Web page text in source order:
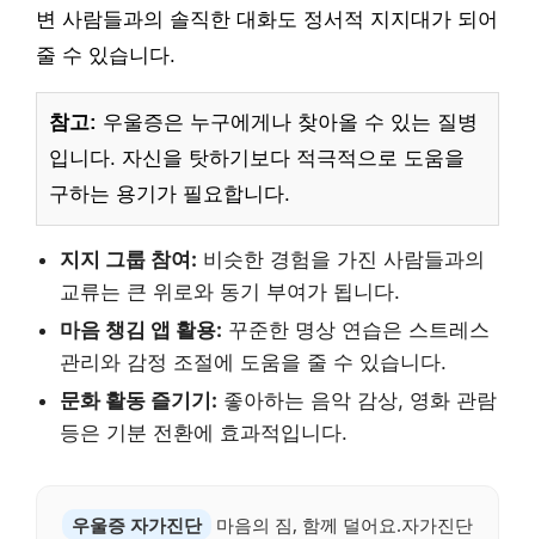
변 사람들과의 솔직한 대화도 정서적 지지대가 되어
줄 수 있습니다.
참고: 우울증은 누구에게나 찾아올 수 있는 질병
입니다. 자신을 탓하기보다 적극적으로 도움을
구하는 용기가 필요합니다.
지지 그룹 참여: 비슷한 경험을 가진 사람들과의
교류는 큰 위로와 동기 부여가 됩니다.
마음 챙김 앱 활용: 꾸준한 명상 연습은 스트레스
관리와 감정 조절에 도움을 줄 수 있습니다.
문화 활동 즐기기: 좋아하는 음악 감상, 영화 관람
등은 기분 전환에 효과적입니다.
우울증 자가진단
마음의 짐, 함께 덜어요.자가진단